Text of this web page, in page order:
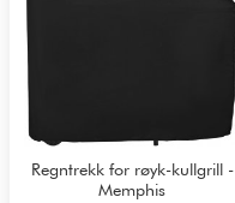
Regntrekk for røyk-kullgrill -
Memphis